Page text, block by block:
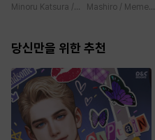
억상실 악역 영애
니에게서 도망칠
본]
Minoru Katsura / Mizune례지만 약혼자님,
Mashiro / Memeko
당신만을 위한 추천